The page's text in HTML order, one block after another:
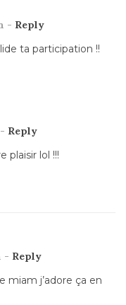
- Reply
ta participation !!
Reply
plaisir lol !!!
- Reply
j’adore ça en